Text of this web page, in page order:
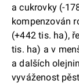
a cukrovky (-
kompenzován
(+442 tis. ha),
tis. ha) a v
a dalších
vyváženost